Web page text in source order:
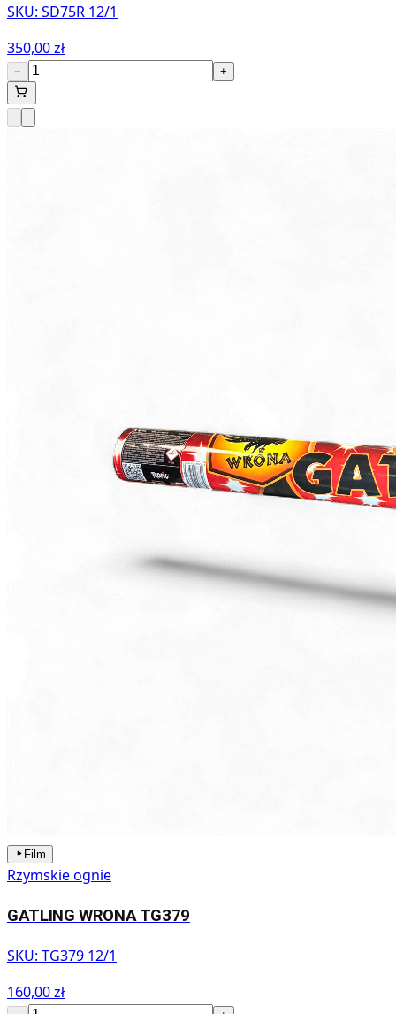
SKU: SD75R 12/1
350,00 zł
− +
Film
Rzymskie ognie
GATLING WRONA TG379
SKU: TG379 12/1
160,00 zł